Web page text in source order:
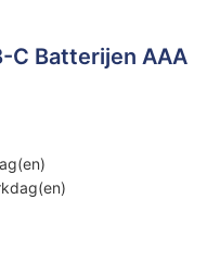
C Batterijen AAA